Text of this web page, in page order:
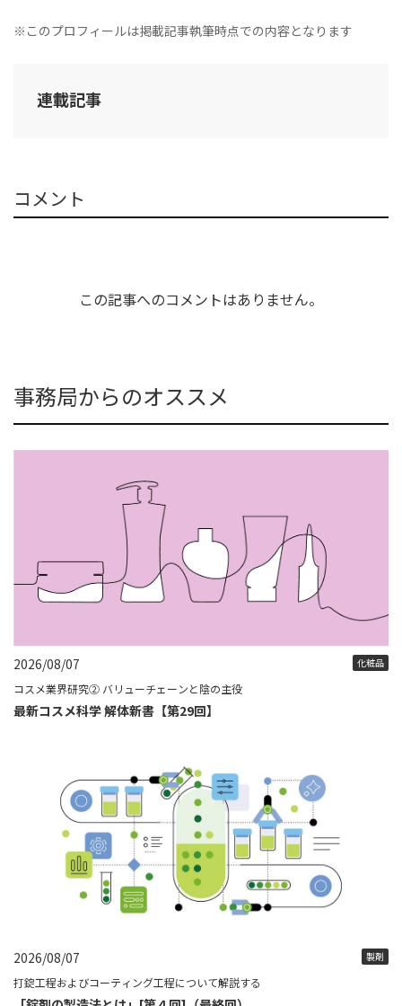
※このプロフィールは掲載記事執筆時点での内容となります
連載記事
コメント
この記事へのコメントはありません。
事務局からのオススメ
2026/08/07 化粧品
コスメ業界研究② バリューチェーンと陰の主役
最新コスメ科学 解体新書【第29回】
2026/08/07 製剤
打錠工程およびコーティング工程について解説する